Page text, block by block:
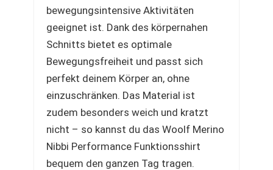
bewegungsintensive Aktivitäten
geeignet ist. Dank des körpernahen
Schnitts bietet es optimale
Bewegungsfreiheit und passt sich
perfekt deinem Körper an, ohne
einzuschränken. Das Material ist
zudem besonders weich und kratzt
nicht – so kannst du das Woolf Merino
Nibbi Performance Funktionsshirt
bequem den ganzen Tag tragen.